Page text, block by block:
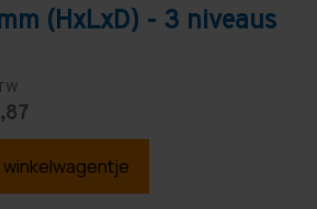
(HxLxD) - 3 niveaus